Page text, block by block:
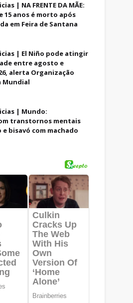
| NA FRENTE DA MÃE:
15 anos é morto após
em Feira de Santana
| El Niño pode atingir
entre agosto e
alerta Organização
Mundial
| Mundo:
transtornos mentais
bisavó com machado